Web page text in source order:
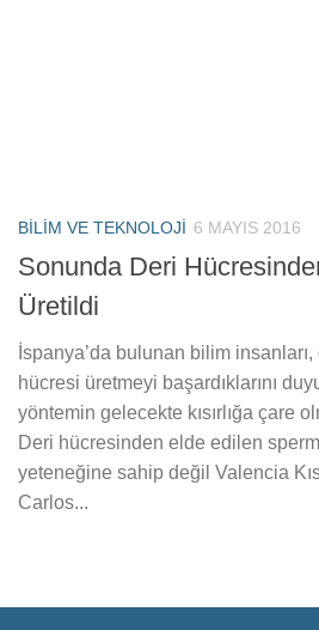
BILIM VE TEKNOLOJI 6 MAYIS 2016
Sonunda Deri
Üretildi
İspanya’da bulunan bilim
hücresi üretmeyi başardıklarını
yöntemin gelecekte kısırlığa çare
Deri hücresinden elde edilen
yeteneğine sahip değil Valencia
Carlos...